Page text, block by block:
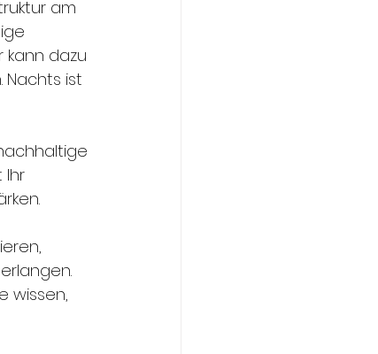
am
kann dazu
ist
Ihr
wissen,